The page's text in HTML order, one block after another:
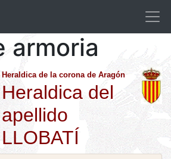
armoria
Heraldica de la corona de Aragón
Heraldica del
apellido
LLOBATÍ